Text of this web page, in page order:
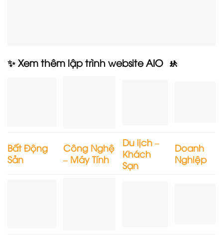
✨ Xem thêm lập trình website AIO 🚸
Bất Động
Sản
Công Nghệ
– Máy Tính
Du lịch –
Khách
Sạn
Doanh
Nghiệp